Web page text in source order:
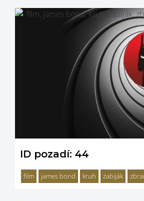
ID pozadí: 44
film james bond kruh zabiják